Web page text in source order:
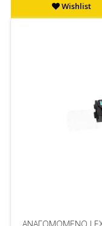
Wishlist